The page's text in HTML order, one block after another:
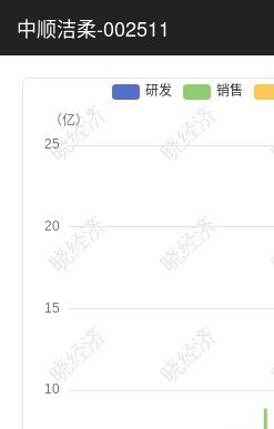
中顺洁柔-002511